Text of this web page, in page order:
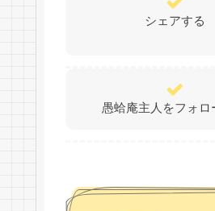
シェアする
愚蛤庵主人をフォロ